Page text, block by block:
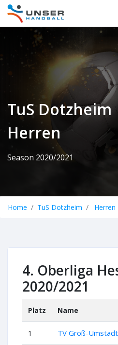
TuS Dotzheim
Herren
Season 2020/2021
Home TuS Dotzheim Herren
4. Oberliga
2020/2021
Platz Name
1 TV Groß-Umstadt